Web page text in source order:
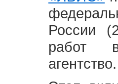
России
работ
агентство.